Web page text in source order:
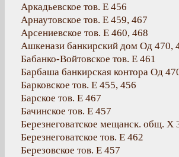
Аркадьевское тов. Е 456
Арнаутовское тов. Е 459, 467
Арсениевское тов. Е 460, 468
Ашкенази банкирский дом Од 470,
Бабанко-Войтовское тов. Е 461
Барбаша банкирская контора Од
Барковское тов. Е 455, 456
Барское тов. Е 467
Бачинское тов. Е 457
Березнеговатское мещанск. общ. Х
Березнеговатское тов. Е 462
Березовское тов. Е 457